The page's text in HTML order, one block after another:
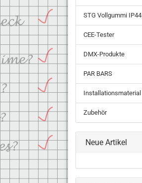
STG Vollgummi IP44
CEE-Tester
DMX-Produkte
PAR BARS
Installationsmaterial
Zubehör
Neue Artikel